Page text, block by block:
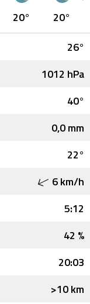
20° 20°
26°
1012 hPa
40°
0,0 mm
22°
6 km/h
5:12
42 %
20:03
>10 km